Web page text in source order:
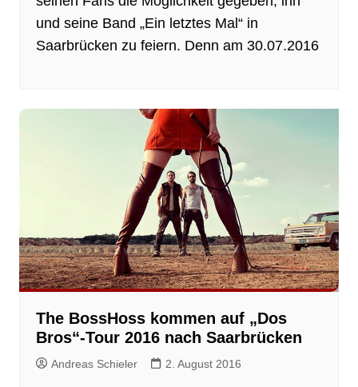
und seine Band „Ein letztes Mal“ in
Saarbrücken zu feiern. Denn am 30.07.2016
The BossHoss kommen auf „Dos
Bros“-Tour 2016 nach Saarbrücken
Andreas Schieler 2. August 2016